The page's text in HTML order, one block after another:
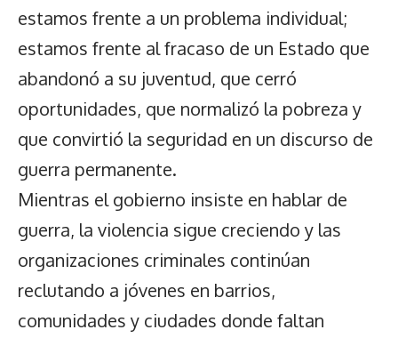
estamos frente a un problema individual;
estamos frente al fracaso de un Estado que
abandonó a su juventud, que cerró
oportunidades, que normalizó la pobreza y
que convirtió la seguridad en un discurso de
guerra permanente.
Mientras el gobierno insiste en hablar de
guerra, la violencia sigue creciendo y las
organizaciones criminales continúan
reclutando a jóvenes en barrios,
comunidades y ciudades donde faltan